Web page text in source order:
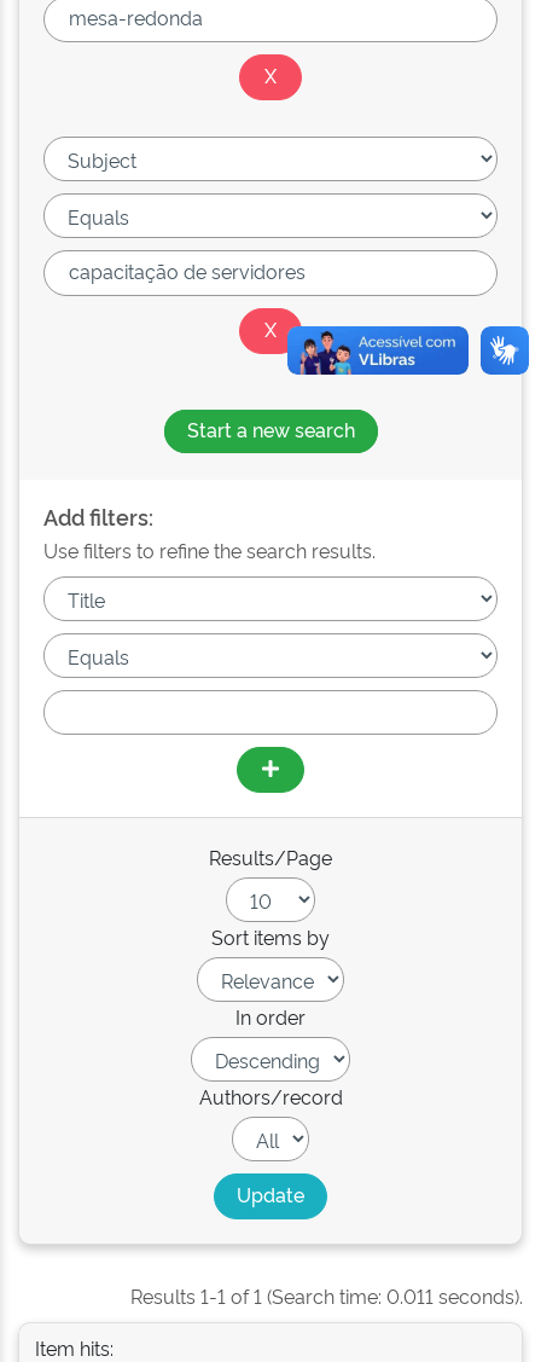
Start a new search
Add filters:
Use filters to refine the search results.
Results/Page
Sort items by
In order
Authors/record
Results 1-1 of 1 (Search time: 0.011 seconds).
Item hits: